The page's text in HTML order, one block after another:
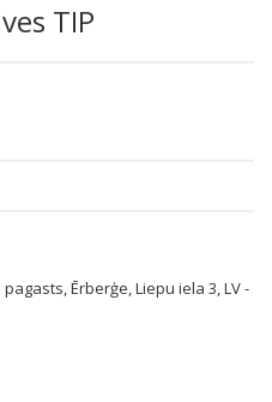
TIP
Ērberģe, Liepu iela 3, LV -